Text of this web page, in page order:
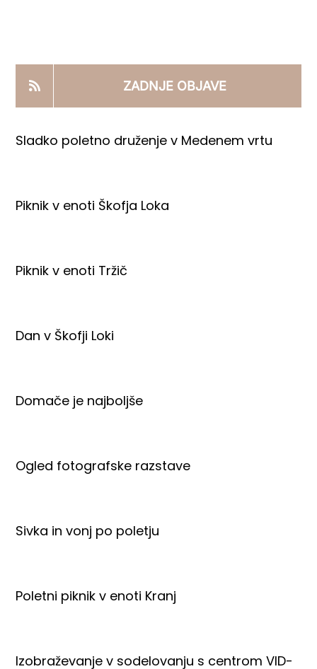
PRODAJNI IZDELKI
AKTUALNO
ZADNJE OBJAVE
Sladko poletno druženje v Medenem vrtu
Piknik v enoti Škofja Loka
Piknik v enoti Tržič
Dan v Škofji Loki
Domače je najboljše
Ogled fotografske razstave
Sivka in vonj po poletju
Poletni piknik v enoti Kranj
Izobraževanje v sodelovanju s centrom VID-